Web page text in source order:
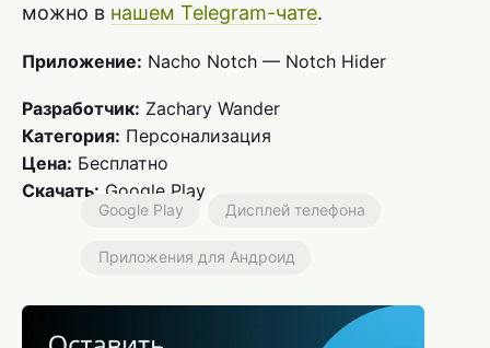
можно в нашем Telegram-чате.
Приложение: Nacho Notch — Notch Hider
Разработчик: Zachary Wander
Категория: Персонализация
Цена: Бесплатно
Скачать: Google Play
Google Play Дисплей телефона
Приложения для Андроид